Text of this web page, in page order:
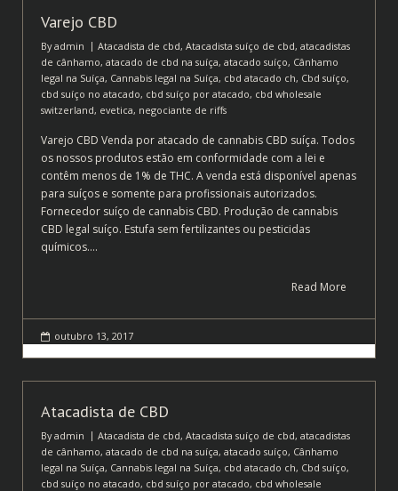
Varejo CBD
Byadmin Atacadista de cbd, Atacadista suíço de cbd, atacadistas
de cânhamo, atacado de cbd na suíça, atacado suíço, Cânhamo
legal na Suíça, Cannabis legal na Suíça, cbd atacado ch, Cbd suíço,
cbd suíço no atacado, cbd suíço por atacado, cbd wholesale
switzerland, evetica, negociante de riffs
Varejo CBD Venda por atacado de cannabis CBD suíça. Todos
os nossos produtos estão em conformidade com a lei e
contêm menos de 1% de THC. A venda está disponível apenas
para suíços e somente para profissionais autorizados.
Fornecedor suíço de cannabis CBD. Produção de cannabis
CBD legal suíço. Estufa sem fertilizantes ou pesticidas
químicos.…
Read More
outubro 13, 2017
Atacadista de CBD
Byadmin Atacadista de cbd, Atacadista suíço de cbd, atacadistas
de cânhamo, atacado de cbd na suíça, atacado suíço, Cânhamo
legal na Suíça, Cannabis legal na Suíça, cbd atacado ch, Cbd suíço,
cbd suíço no atacado, cbd suíço por atacado, cbd wholesale